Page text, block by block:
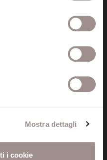
Mostra dettagli
i cookie